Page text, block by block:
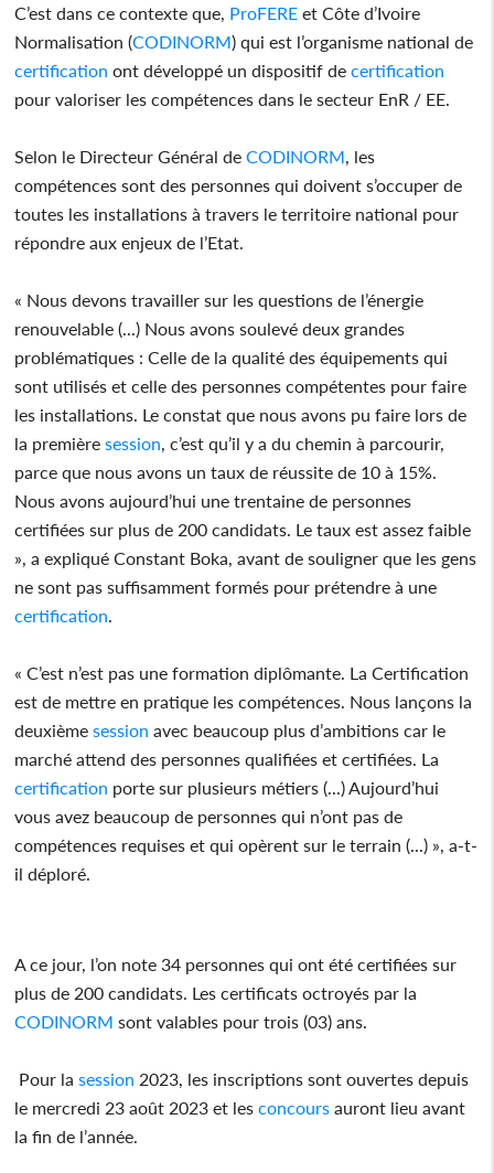
C’est dans ce contexte que, ProFERE et Côte d’Ivoire
Normalisation (CODINORM) qui est l’organisme national de
certification ont développé un dispositif decertification
pour valoriser les compétences dans le secteur EnR / EE.
Selon le Directeur Général deCODINORM, les
compétences sont des personnes qui doivent s’occuper de
toutes les installations à travers le territoire national pour
répondre aux enjeux de l’Etat.
« Nous devons travailler sur les questions de l’énergie
renouvelable (...) Nous avons soulevé deux grandes
problématiques : Celle de la qualité des équipements qui
sont utilisés et celle des personnes compétentes pour faire
les installations. Le constat que nous avons pu faire lors de
la premièresession, c’est qu’il y a du chemin à parcourir,
parce que nous avons un taux de réussite de 10 à 15%.
Nous avons aujourd’hui une trentaine de personnes
certifiées sur plus de 200 candidats. Le taux est assez faible
», a expliqué Constant Boka, avant de souligner que les gens
ne sont pas suffisamment formés pour prétendre à une
certification.
« C’est n’est pas une formation diplômante. La Certification
est de mettre en pratique les compétences. Nous lançons la
deuxièmesession avec beaucoup plus d’ambitions car le
marché attend des personnes qualifiées et certifiées. La
certification porte sur plusieurs métiers (...) Aujourd’hui
vous avez beaucoup de personnes qui n’ont pas de
compétences requises et qui opèrent sur le terrain (...) », a-t-
il déploré.
A ce jour, l’on note 34 personnes qui ont été certifiées sur
plus de 200 candidats. Les certificats octroyés par la
CODINORM sont valables pour trois (03) ans.
Pour lasession 2023, les inscriptions sont ouvertes depuis
le mercredi 23 août 2023 et lesconcours auront lieu avant
la fin de l’année.